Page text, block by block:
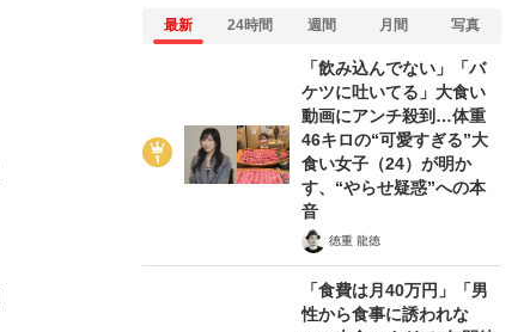
最新 24時間 週間 月間 写真
「飲み込んでない」「バ
ケツに吐いてる」大食い
動画にアンチ殺到…体重
46キロの“可愛すぎる”大
食い女子（24）が明か
す、“やらせ疑惑”への本
音
徳重 龍徳
「食費は月40万円」「男
性から食事に誘われな